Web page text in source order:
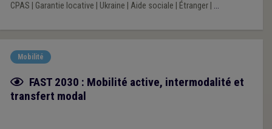
CPAS Garantie locative Ukraine Aide sociale Étranger| ...
Mobilité
Fiche focus
FAST 2030 : Mobilité active, intermodalité et
transfert modal